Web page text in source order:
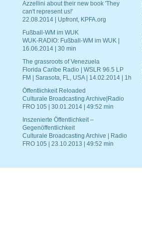
Azzellini about their new book 'They
can't represent us!'
22.08.2014 | Upfront, KPFA.org
Fußball-WM im WUK
WUK-RADIO: Fußball-WM im WUK |
16.06.2014 | 30 min
The grassroots of Venezuela
Florida Caribe Radio | WSLR 96.5 LP
FM | Sarasota, FL, USA | 14.02.2014 | 1h
Öffentlichkeit Reloaded
Culturale Broadcasting Archive|Radio
FRO 105 | 30.01.2014 | 49:52 min
Inszenierte Öffentlichkeit –
Gegenöffentlichkeit
Culturale Broadcasting Archive | Radio
FRO 105 | 23.10.2013 | 49:52 min